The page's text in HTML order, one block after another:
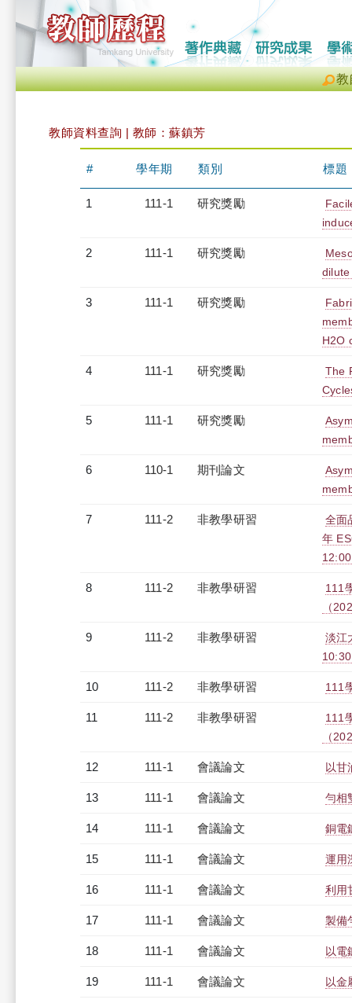
教
教師資料查詢 | 教師：蘇鎮芳
# 學年期 類別 標題
1 111-1 研究獎勵
2 111-1 研究獎勵
3 111-1 研究獎勵
H2O
4 111-1 研究獎勵
The
5 111-1 研究獎勵
6 110-1 期刊論文
7 111-2 非教學研習
全面
年
8 111-2 非教學研習
111
（
9 111-2 非教學研習
淡江
10 111-2 非教學研習 111
11 111-2 非教學研習
111
（
12 111-1 會議論文 以甘
13 111-1 會議論文 勻相
14 111-1 會議論文 銅電
15 111-1 會議論文 運用
16 111-1 會議論文 利用
17 111-1 會議論文 製備
18 111-1 會議論文 以電
19 111-1 會議論文 以金